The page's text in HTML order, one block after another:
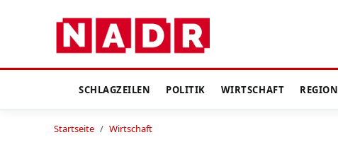
SCHLAGZEILEN POLITIK WIRTSCHAFT REGION
Startseite / Wirtschaft